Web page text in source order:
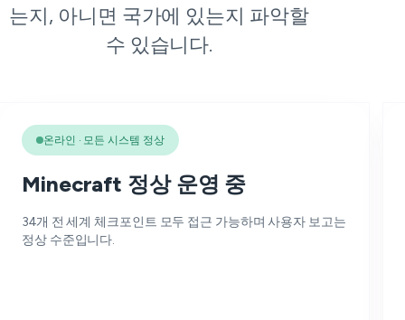
는지, 아니면 국가에 있는지 파악할
수 있습니다.
온라인 · 모든 시스템 정상
Minecraft 정상 운영 중
34개 전 세계 체크포인트 모두 접근 가능하며 사용자 보고는
정상 수준입니다.